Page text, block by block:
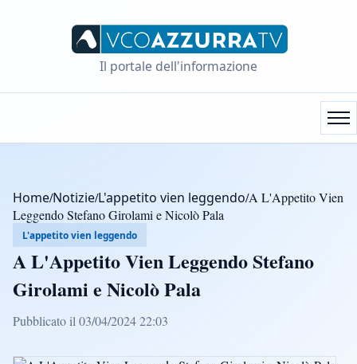
Il portale dell'informazione
Home/Notizie/L'appetito vien leggendo/A L'Appetito Vien
Leggendo Stefano Girolami e Nicolò Pala
L'appetito vien leggendo
A L'Appetito Vien Leggendo Stefano
Girolami e Nicolò Pala
Pubblicato il 03/04/2024 22:03